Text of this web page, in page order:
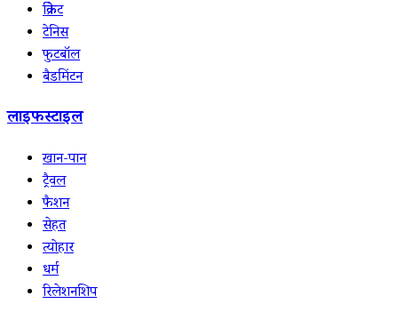
क्रिकेट
टेनिस
फुटबॉल
बैडमिंटन
लाइफस्टाइल
खान-पान
ट्रैवल
फैशन
सेहत
त्योहार
धर्म
रिलेशनशिप